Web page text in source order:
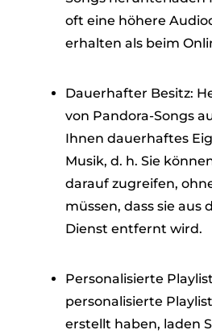
oft eine höhere
erhalten als beim
Dauerhafter Besitz:
von Pandora-Songs
Ihnen dauerhaftes
Musik, d. h. Sie
darauf zugreifen,
müssen, dass sie aus
Dienst entfernt wird.
Personalisierte
personalisierte
erstellt haben, laden